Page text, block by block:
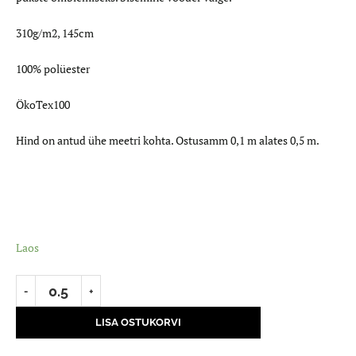
310g/m2, 145cm
100% polüester
ÖkoTex100
Hind on antud ühe meetri kohta. Ostusamm 0,1 m alates 0,5 m.
Laos
LISA OSTUKORVI